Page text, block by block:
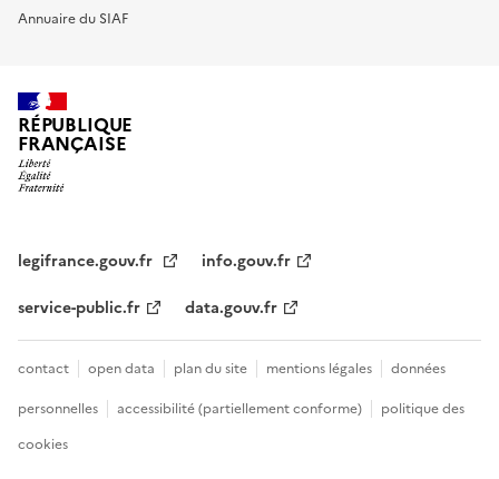
Annuaire du SIAF
RÉPUBLIQUE
FRANÇAISE
legifrance.gouv.fr
info.gouv.fr
service-public.fr
data.gouv.fr
contact open data plan du site mentions légales
données
personnelles
accessibilité (partiellement conforme)
politique des
cookies